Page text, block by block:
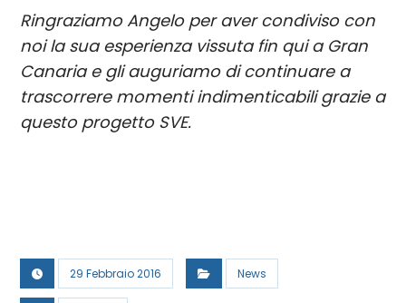
Ringraziamo Angelo per aver condiviso con
noi la sua esperienza vissuta fin qui a Gran
Canaria e gli auguriamo di continuare a
trascorrere momenti indimenticabili grazie a
questo progetto SVE.
29 Febbraio 2016 News